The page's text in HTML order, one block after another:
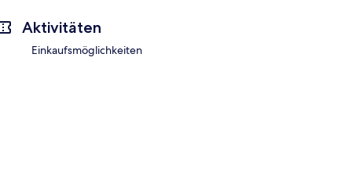
Aktivitäten
Einkaufsmöglichkeiten